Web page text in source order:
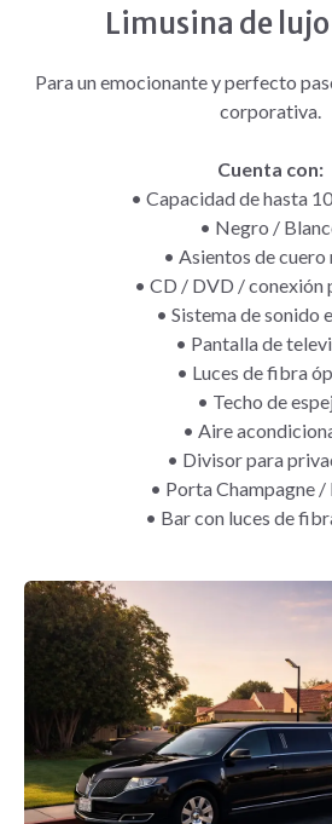
Limusina de
Para un emocionante y perfecto
corporativa.
Cuenta con:
• Capacidad de hasta
• Negro /
• Asientos de cuero
• CD / DVD / conexión
• Sistema de sonido
• Pantalla de
• Luces de fibra
• Techo de
• Aire
• Divisor para
• Porta Champagne
• Bar con luces de